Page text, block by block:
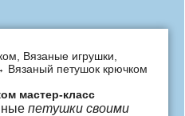
Вязаные игрушки
Вязаный петушок крючком
мастер-класс
петушки своими